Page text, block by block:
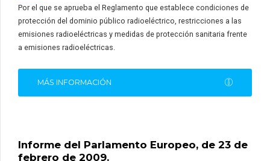
Por el que se aprueba el Reglamento que establece condiciones de
protección del dominio público radioeléctrico, restricciones a las
emisiones radioeléctricas y medidas de protección sanitaria frente
a emisiones radioeléctricas.
MÁS INFORMACIÓN
Informe del Parlamento Europeo, de 23 de
febrero de 2009.